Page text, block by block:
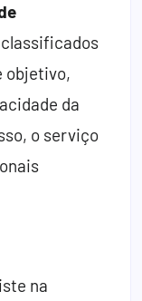
classificados
objetivo,
da
o serviço
na